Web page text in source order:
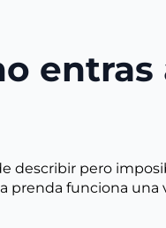
entras
describir pero
prenda funciona una